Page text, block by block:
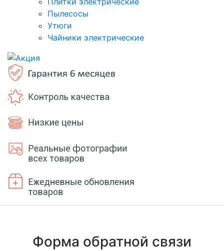
Пылесосы
Утюги
Чайники электрические
Форма обратной связи